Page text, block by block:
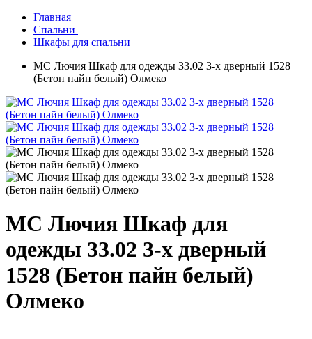
Главная |
Спальни |
Шкафы для спальни |
МС Лючия Шкаф для одежды 33.02 3-х дверный 1528
(Бетон пайн белый) Олмеко
МС Лючия Шкаф для
одежды 33.02 3-х дверный
1528 (Бетон пайн белый)
Олмеко